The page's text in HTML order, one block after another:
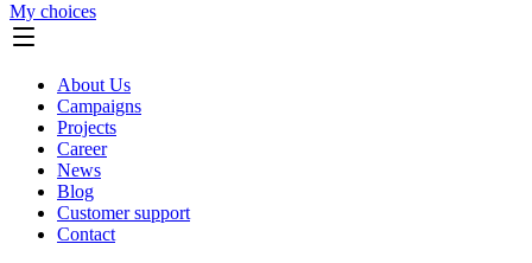
My choices
About Us
Campaigns
Projects
Career
News
Blog
Customer support
Contact